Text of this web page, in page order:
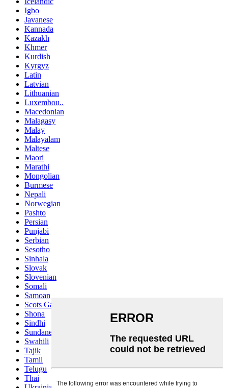
Igbo
Javanese
Kannada
Kazakh
Khmer
Kurdish
Kyrgyz
Latin
Latvian
Lithuanian
Luxembou..
Macedonian
Malagasy
Malay
Malayalam
Maltese
Maori
Marathi
Mongolian
Burmese
Nepali
Norwegian
Pashto
Persian
Punjabi
Serbian
Sesotho
Sinhala
Slovak
Slovenian
Somali
Samoan
Scots Gaelic
Shona
Sindhi
Sundanese
Swahili
Tajik
Tamil
Telugu
Thai